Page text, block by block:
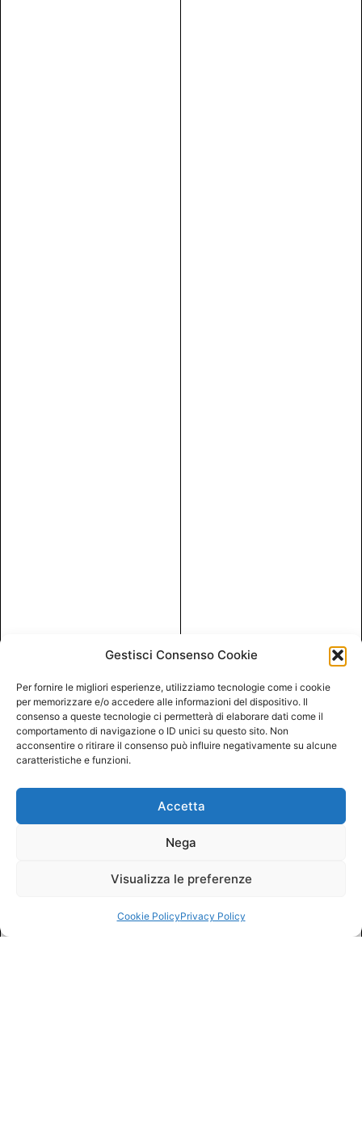
Gestisci Consenso Cookie
Per fornire le migliori esperienze, utilizziamo tecnologie come i cookie
per memorizzare e/o accedere alle informazioni del dispositivo. Il
consenso a queste tecnologie ci permetterà di elaborare dati come il
comportamento di navigazione o ID unici su questo sito. Non
acconsentire o ritirare il consenso può influire negativamente su alcune
caratteristiche e funzioni.
Accetta
Nega
Visualizza le preferenze
Cookie PolicyPrivacy Policy